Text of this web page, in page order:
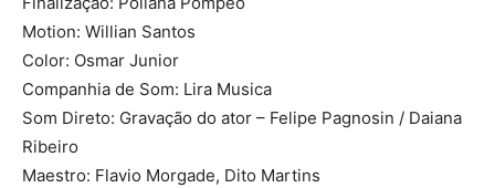
Motion: Willian Santos
Color: Osmar Junior
Companhia de Som: Lira Musica
Som Direto: Gravação do ator – Felipe Pagnosin / Daiana
Ribeiro
Maestro: Flavio Morgade, Dito Martins